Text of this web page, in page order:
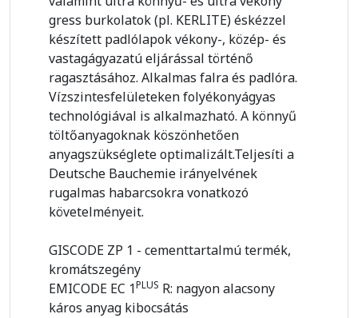
gress burkolatok (pl. KERLITE) éskézzel
készített padlólapok vékony-, közép- és
vastagágyazatú eljárással történő
ragasztásához. Alkalmas falra és padlóra.
Vízszintesfelületeken folyékonyágyas
technológiával is alkalmazható. A könnyű
töltőanyagoknak köszönhetően
anyagszükséglete optimalizált.Teljesíti a
Deutsche Bauchemie irányelvének
rugalmas habarcsokra vonatkozó
követelményeit.
GISCODE ZP 1 - cementtartalmú termék,
kromátszegény
EMICODE EC 1PLUS R: nagyon alacsony
káros anyag kibocsátás